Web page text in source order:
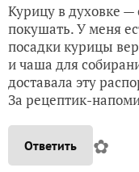
Курицу в духовке
покушать. У меня
посадки курицы
и чаша для
доставала эту
За рецептик-
Ответить ✿